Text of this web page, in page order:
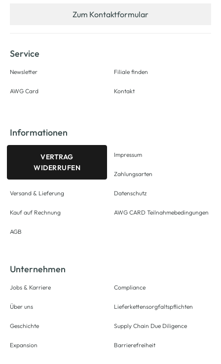
Zum Kontaktformular
Service
Newsletter
AWG Card
Filiale finden
Kontakt
Informationen
VERTRAG
WIDERRUFEN
Versand & Lieferung
Kauf auf Rechnung
AGB
Impressum
Zahlungsarten
Datenschutz
AWG CARD Teilnahmebedingungen
Unternehmen
Jobs & Karriere
Über uns
Geschichte
Expansion
Compliance
Lieferkettensorgfaltspflichten
Supply Chain Due Diligence
Barrierefreiheit